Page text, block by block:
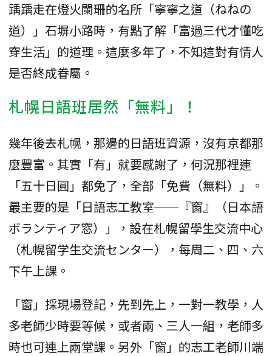
踽踽走在燈火闌珊的名所「寧寧之道（ねねの
道）」石塀小路時，有點了解「富過三代才懂吃
穿生活」的道理。這麼多年了，不知這對有情人
是否終成眷屬。
札幌日語班居然「無料」！
幾年後去札幌，那邊的日語班資源，沒有京都那
麼豐富。其實「有」就要感謝了，何況那裡連
「五十日圓」都免了，全部「免費（無料）」。
最主要的是「日語志工教室──『窗』（日本語
ボランティア窓）」，設在札幌留學生交流中心
（札幌留学生交流センター），每周二、四、六
下午上課。
「窗」採現場登記，先到先上，一對一教學，人
多老師少時要等候，或者兩、三人一組，老師多
時也可連上兩堂課。另外「窗」的志工老師川端